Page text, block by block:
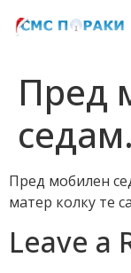
Пред
Пред мобилен
матер колку те
Leave a